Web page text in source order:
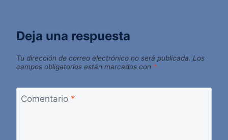
Deja una respuesta
Tu dirección de correo electrónico no será publicada. Los
campos obligatorios están marcados con *
Comentario *